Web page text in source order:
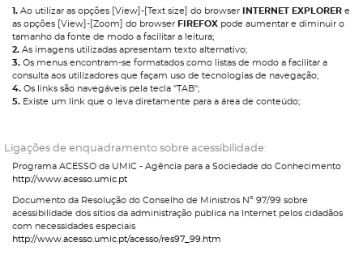
1. Ao utilizar as opções [View]-[Text size] do browser INTERNET EXPLORER e
as opções [View]-[Zoom] do browser FIREFOX pode aumentar e diminuir o
tamanho da fonte de modo a facilitar a leitura;
2. As imagens utilizadas apresentam texto alternativo;
3. Os menus encontram-se formatados como listas de modo a facilitar a
consulta aos utilizadores que façam uso de tecnologias de navegação;
4. Os links são navegáveis pela tecla "TAB";
5. Existe um link que o leva diretamente para a área de conteúdo;
Ligações de enquadramento sobre acessibilidade:
Programa ACESSO da UMIC - Agência para a Sociedade do Conhecimento
http://www.acesso.umic.pt
Documento da Resolução do Conselho de Ministros Nº 97/99 sobre
acessibilidade dos sítios da administração pública na Internet pelos cidadãos
com necessidades especiais
http://www.acesso.umic.pt/acesso/res97_99.htm